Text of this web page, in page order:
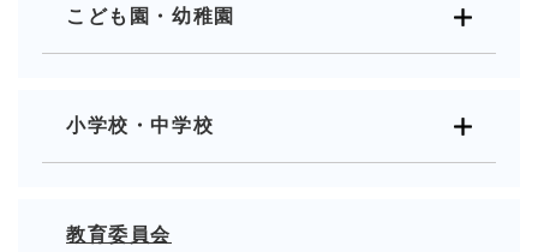
こども園・幼稚園
小学校・中学校
教育委員会